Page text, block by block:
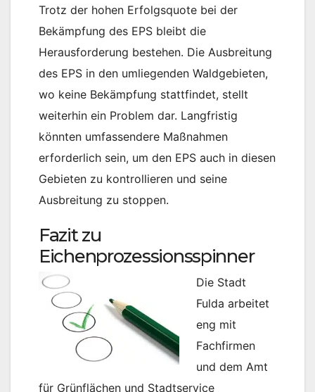
Trotz der hohen Erfolgsquote bei der
Bekämpfung des EPS bleibt die
Herausforderung bestehen. Die Ausbreitung
des EPS in den umliegenden Waldgebieten,
wo keine Bekämpfung stattfindet, stellt
weiterhin ein Problem dar. Langfristig
könnten umfassendere Maßnahmen
erforderlich sein, um den EPS auch in diesen
Gebieten zu kontrollieren und seine
Ausbreitung zu stoppen.
Fazit zu
Eichenprozessionsspinner
Die Stadt
Fulda arbeitet
eng mit
Fachfirmen
und dem Amt
für Grünflächen und Stadtservice